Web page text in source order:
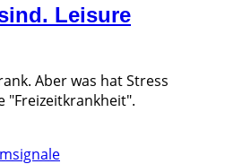
Leisure
Aber was hat Stress
"Freizeitkrankheit".